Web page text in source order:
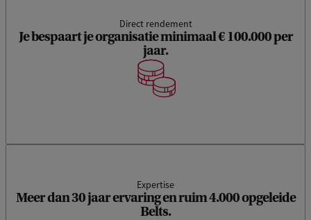
Direct rendement
Je bespaart je organisatie minimaal € 100.000 per
jaar.
Expertise
Meer dan 30 jaar ervaring en ruim 4.000 opgeleide
Belts.